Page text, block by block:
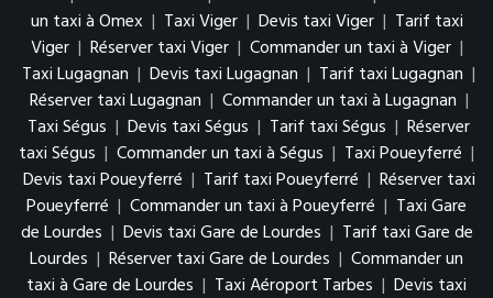
un taxi à Omex | Taxi Viger | Devis taxi Viger | Tarif taxi
Viger | Réserver taxi Viger | Commander un taxi à Viger |
Taxi Lugagnan | Devis taxi Lugagnan | Tarif taxi Lugagnan |
Réserver taxi Lugagnan | Commander un taxi à Lugagnan |
Taxi Ségus | Devis taxi Ségus | Tarif taxi Ségus | Réserver
taxi Ségus | Commander un taxi à Ségus | Taxi Poueyferré |
Devis taxi Poueyferré | Tarif taxi Poueyferré | Réserver taxi
Poueyferré | Commander un taxi à Poueyferré | Taxi Gare
de Lourdes | Devis taxi Gare de Lourdes | Tarif taxi Gare de
Lourdes | Réserver taxi Gare de Lourdes | Commander un
taxi à Gare de Lourdes | Taxi Aéroport Tarbes | Devis taxi